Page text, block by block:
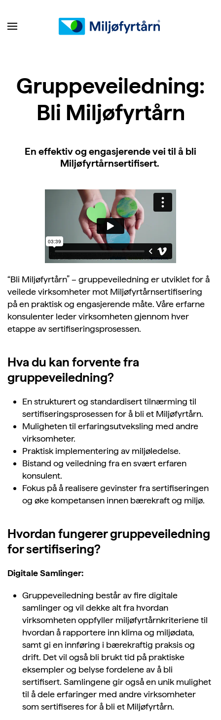
Gruppeveiledning:
Bli Miljøfyrtårn
En effektiv og engasjerende vei til å bli
Miljøfyrtårnsertifisert.
“Bli Miljøfyrtårn” – gruppeveiledning er utviklet for å
veilede virksomheter mot Miljøfyrtårnsertifisering
på en praktisk og engasjerende måte. Våre erfarne
konsulenter leder virksomheten gjennom hver
etappe avsertifiseringsprosessen.
Hva du kan forvente fra
gruppeveiledning?
En strukturert og standardisert tilnærming til
sertifiseringsprosessen for å bli et Miljøfyrtårn.
Muligheten til erfaringsutveksling med andre
virksomheter.
Praktisk implementering av miljøledelse.
Bistand og veiledning fra en svært erfaren
konsulent.
Fokus på å realisere gevinster fra sertifiseringen
og øke kompetansen innen bærekraft og miljø.
Hvordan fungerer gruppeveiledning
for sertifisering?
Digitale Samlinger:
Gruppeveiledning består av fire digitale
samlinger og vil dekke alt fra hvordan
virksomhetenoppfyller miljøfyrtårnkriteriene til
hvordan å rapportere inn klima og miljødata,
samt gi en innføring i bærekraftig praksis og
drift. Det vil også bli brukt tid på praktiske
eksemplerog belyse fordelene avå bli
sertifisert. Samlingene gir også en unik mulighet
til å dele erfaringer med andre virksomheter
som sertifiseres for å bli et Miljøfyrtårn.